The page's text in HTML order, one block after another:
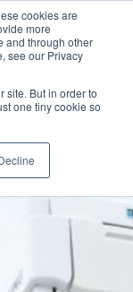
cookies are
more
and through other
see our Privacy
site. But in order to
one tiny cookie so